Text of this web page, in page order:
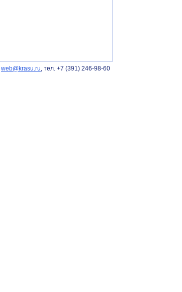
web@krasu.ru, тел. +7 (391) 246-98-60